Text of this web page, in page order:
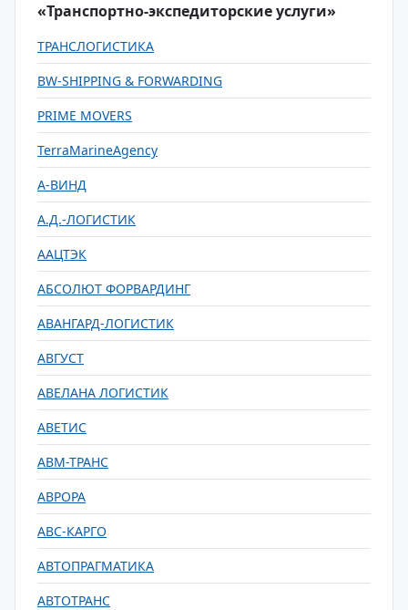
«Транспортно-экспедиторские услуги»
ТРАНСЛОГИСТИКА
BW-SHIPPING & FORWARDING
PRIME MOVERS
TerraMarineAgency
А-ВИНД
А.Д.-ЛОГИСТИК
ААЦТЭК
АБСОЛЮТ ФОРВАРДИНГ
АВАНГАРД-ЛОГИСТИК
АВГУСТ
АВЕЛАНА ЛОГИСТИК
АВЕТИС
АВМ-ТРАНС
АВРОРА
АВС-КАРГО
АВТОПРАГМАТИКА
АВТОТРАНС